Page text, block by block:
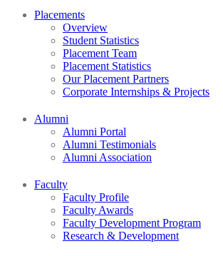
Placements
Overview
Student Statistics
Placement Team
Placement Statistics
Our Placement Partners
Corporate Internships & Projects
Alumni
Alumni Portal
Alumni Testimonials
Alumni Association
Faculty
Faculty Profile
Faculty Awards
Faculty Development Program
Research & Development